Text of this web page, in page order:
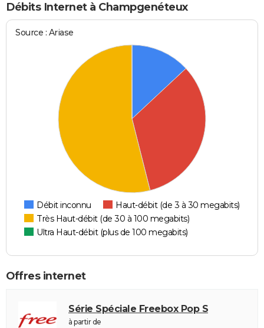
Bricolage
Lifestyle
Culture
Sport
Auto
Television
Voyage
Cinema
Débits Internet à Champgenéteux
Source : Ariase
Débit inconnu
Haut-débit (de 3 à 30 megabits)
Très Haut-débit (de 30 à 100 megabits)
Ultra Haut-débit (plus de 100 megabits)
Offres internet
Série Spéciale Freebox Pop S
à partir de